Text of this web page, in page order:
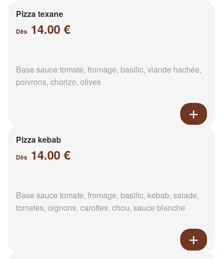
Pizza texane
Dès 14.00 €
Base sauce tomate, fromage, basilic, viande hachée,
poivrons, chorizo, olives
Pizza kebab
Dès 14.00 €
Base sauce tomate, fromage, basilic, kebab, salade,
tomates, oignons, carottes, chou, sauce blanche